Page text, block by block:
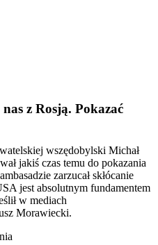
z Rosją. Pokazać
wszędobylski Michał
jakiś czas temu do pokazania
zarzucał skłócanie
jest absolutnym fundamentem
w mediach
Morawiecki.